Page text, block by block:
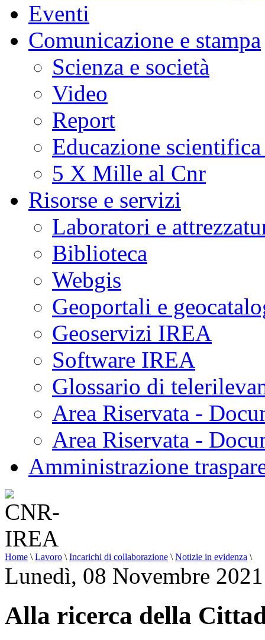
Eventi
Comunicazione e stampa
Scienza e società
Video
Report
Educazione
5 X Mille al Cnr
Risorse e servizi
Laboratori e
Biblioteca
Webgis
Geoportali e
Geoservizi IREA
Software IREA
Glossario di
Area Riservata -
Area Riservata -
Amministrazione
Home \ Lavoro \ Incarichi di collaborazione \ Notizie in evidenza \
Lunedì, 08 Novembre
Alla ricerca della